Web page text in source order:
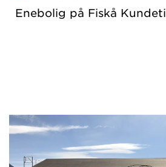
Enebolig på Fiskå